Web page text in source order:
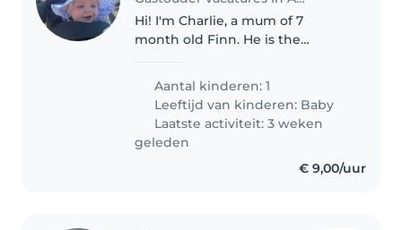
Hi! I'm Charlie, a mum of 7
month old Finn. He is the
We'd love to find more personal
care for him instead of a nursery.
Ideally this would be in a
Gasthouder..
Aantal kinderen: 1
Leeftijd van kinderen: Baby
Laatste activiteit: 3 weken
geleden
€ 9,00/uur